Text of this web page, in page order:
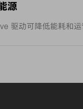
源
驱动可降低能耗和运